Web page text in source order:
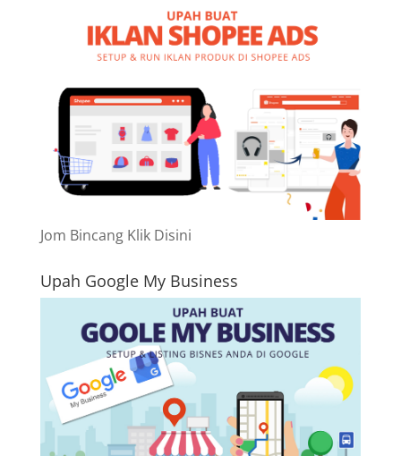
Jom Bincang Klik Disini
Upah Google My Business